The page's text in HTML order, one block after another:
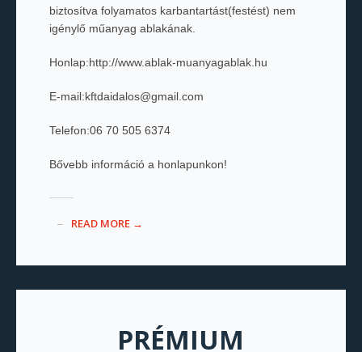
biztosítva folyamatos karbantartást(festést) nem
igénylő műanyag ablakának.
Honlap:http://www.ablak-muanyagablak.hu
E-mail:kftdaidalos@gmail.com
Telefon:06 70 505 6374
Bővebb információ a honlapunkon!
READ MORE →
PRÉMIUM